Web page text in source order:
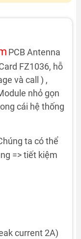
PCB Antenna
FZ1036, hỗ
và call ) ,
nhỏ gọn
cái hệ thống
ta có thể
=> tiết kiệm
current 2A)